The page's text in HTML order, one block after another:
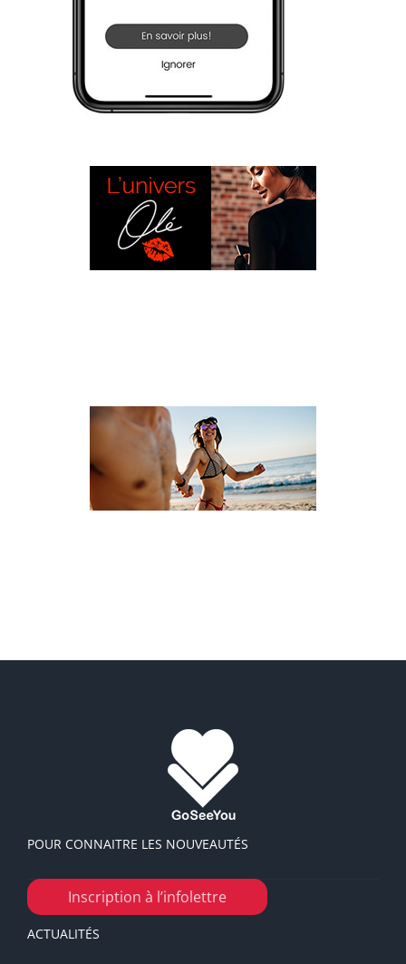
POUR CONNAITRE LES NOUVEAUTÉS
Inscription à l’infolettre
ACTUALITÉS